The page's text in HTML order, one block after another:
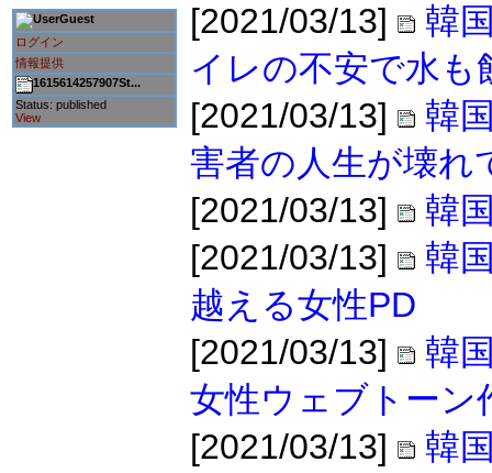
Guest
ログイン
情報提供
1615614257907St...
Status: published
View
[2021/03/13]
韓
イレの不安で水も
[2021/03/13]
韓
害者の人生が壊れ
[2021/03/13]
韓
[2021/03/13]
韓
越える女性PD
[2021/03/13]
韓
女性ウェブトーン
[2021/03/13]
韓